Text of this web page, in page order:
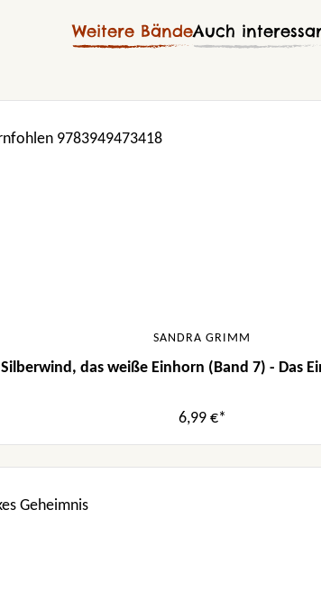
Weitere BändeAuch
SANDRA GRIMM
Silberwind, das weiße Einhorn (Band 7) - Das
6,99 €*